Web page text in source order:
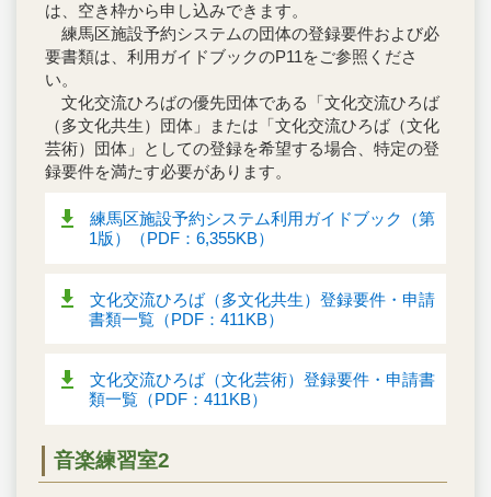
は、空き枠から申し込みできます。
練馬区施設予約システムの団体の登録要件および必
要書類は、利用ガイドブックのP11をご参照くださ
い。
文化交流ひろばの優先団体である「文化交流ひろば
（多文化共生）団体」または「文化交流ひろば（文化
芸術）団体」としての登録を希望する場合、特定の登
録要件を満たす必要があります。
練馬区施設予約システム利用ガイドブック（第
1版）（PDF：6,355KB）
文化交流ひろば（多文化共生）登録要件・申請
書類一覧（PDF：411KB）
文化交流ひろば（文化芸術）登録要件・申請書
類一覧（PDF：411KB）
音楽練習室2